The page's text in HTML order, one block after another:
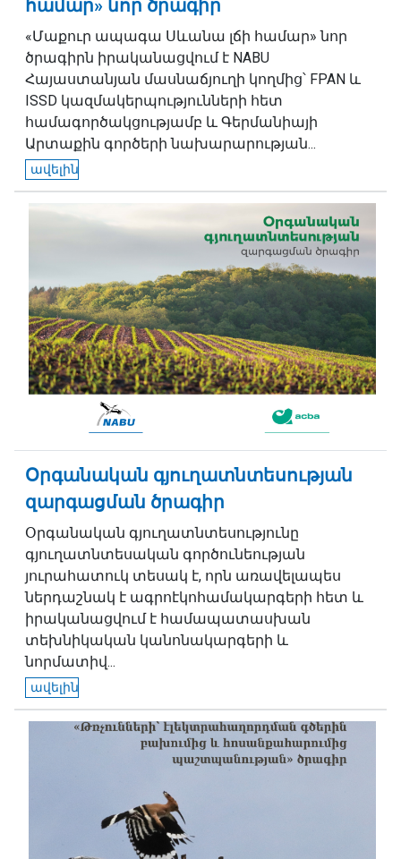
համար» նոր ծրագիր
«Մաքուր ապագա Սևանա լճի համար» նոր
ծրագիրն իրականացվում է NABU
Հայաստանյան մասնաճյուղի կողմից՝ FPAN և
ISSD կազմակերպությունների հետ
համագործակցությամբ և Գերմանիայի
Արտաքին գործերի նախարարության...
ավելին
Օրգանական գյուղատնտեսության
զարգացման ծրագիր
Օրգանական գյուղատնտեսությունը
գյուղատնտեսական գործունեության
յուրահատուկ տեսակ է, որն առավելապես
ներդաշնակ է ագրոէկոհամակարգերի հետ և
իրականացվում է համապատասխան
տեխնիկական կանոնակարգերի և
նորմատիվ...
ավելին